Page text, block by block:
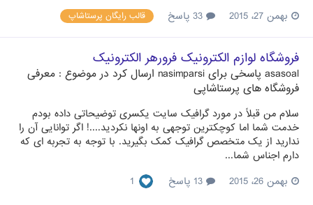
بهمن 27، 2015
قالب رایگان پرستاشاپ
فروشگاه لوازم الکترونیک فرورهر الکترونیک
asasoal پاسخی برای nasimparsi ارسال کرد در موضوع : معرفی
فروشگاه های پرستاشاپی
سلام من قبلاً در مورد گرافیک سایت یکسری توضیحاتی داده بودم
خدمت شما اما کوچکترین توجهی به اونها نکردید....! اگر توانایی آن را
ندارید از یک متخصص گرافیک کمک بگیرید. با توجه به تجربه ای که
دارم اجناس شما...
بهمن 26، 2015
1